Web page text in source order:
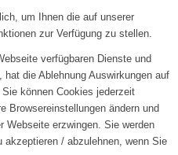
um Ihnen die auf unserer
zur Verfügung zu stellen.
verfügbaren Dienste und
die Ablehnung Auswirkungen auf
können Cookies jederzeit
Browsereinstellungen ändern und
Webseite erzwingen. Sie werden
/ abzulehnen, wenn Sie